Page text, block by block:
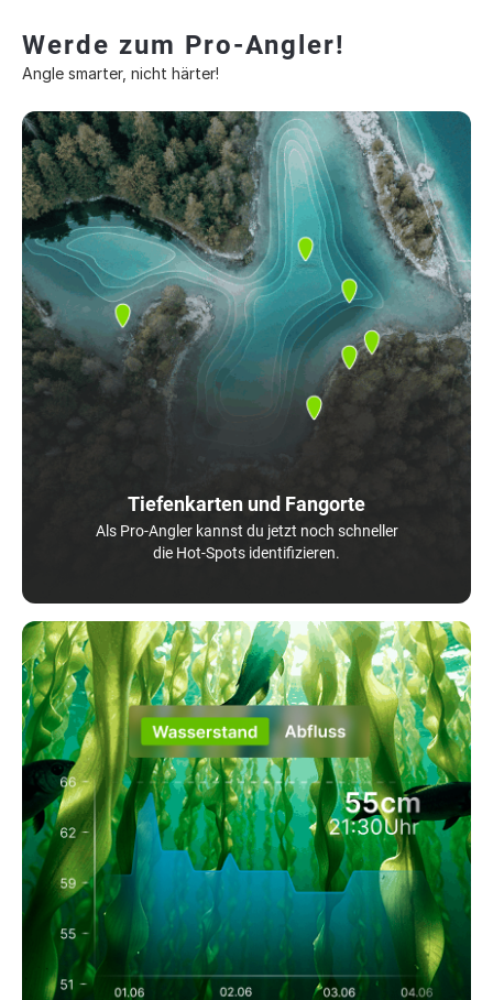
Werde zum Pro-Angler!
Angle smarter, nicht härter!
Tiefenkarten und Fangorte
Als Pro-Angler kannst du jetzt noch schneller
die Hot-Spots identifizieren.